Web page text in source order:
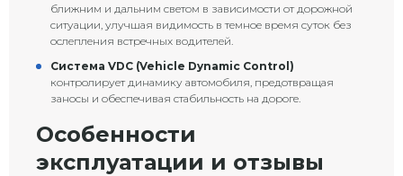
ближним и дальним светом в зависимости от дорожной
ситуации, улучшая видимость в темное время суток без
ослепления встречных водителей.
Система VDC (Vehicle Dynamic Control)
контролирует динамику автомобиля, предотвращая
заносы и обеспечивая стабильность на дороге.
Особенности
эксплуатации и отзывы